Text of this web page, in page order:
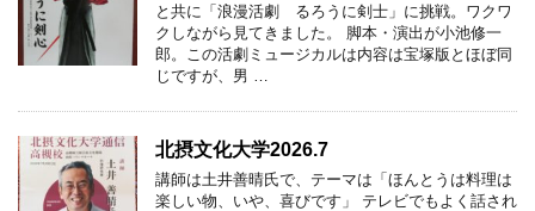
と共に「浪漫活劇 るろうに剣士」に挑戦。ワクワ
クしながら見てきました。 脚本・演出が小池修一
郎。この活劇ミュージカルは内容は宝塚版とほぼ同
じですが、男 …
北摂文化大学2026.7
講師は土井善晴氏で、テーマは「ほんとうは料理は
楽しい物、いや、喜びです」 テレビでもよく話され